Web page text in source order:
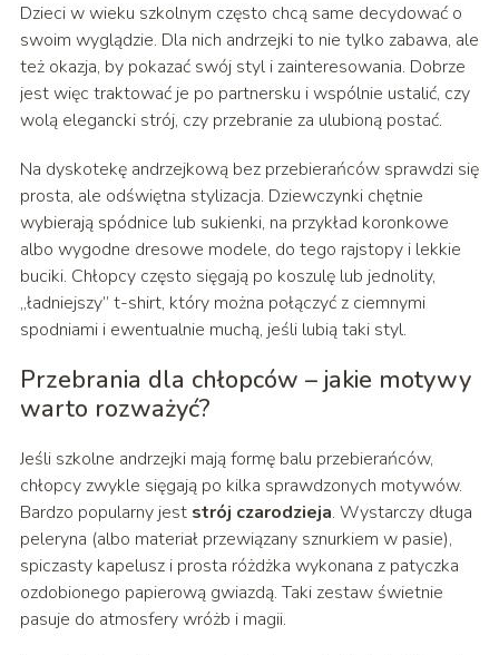
Dzieci w wieku szkolnym często chcą same decydować o
swoim wyglądzie. Dla nich andrzejki to nie tylko zabawa, ale
też okazja, by pokazać swój styl i zainteresowania. Dobrze
jest więc traktować je po partnersku i wspólnie ustalić, czy
wolą elegancki strój, czy przebranie za ulubioną postać.
Na dyskotekę andrzejkową bez przebierańców sprawdzi się
prosta, ale odświętna stylizacja. Dziewczynki chętnie
wybierają spódnice lub sukienki, na przykład koronkowe
albo wygodne dresowe modele, do tego rajstopy i lekkie
buciki. Chłopcy często sięgają po koszulę lub jednolity,
„ładniejszy” t-shirt, który można połączyć z ciemnymi
spodniami i ewentualnie muchą, jeśli lubią taki styl.
Przebrania dla chłopców – jakie motywy
warto rozważyć?
Jeśli szkolne andrzejki mają formę balu przebierańców,
chłopcy zwykle sięgają po kilka sprawdzonych motywów.
Bardzo popularny jest strój czarodzieja. Wystarczy długa
peleryna (albo materiał przewiązany sznurkiem w pasie),
spiczasty kapelusz i prosta różdżka wykonana z patyczka
ozdobionego papierową gwiazdą. Taki zestaw świetnie
pasuje do atmosfery wróżb i magii.